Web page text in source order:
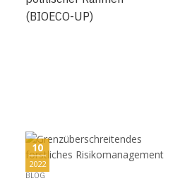
(BIOECO-UP)
10
2022
BLOG